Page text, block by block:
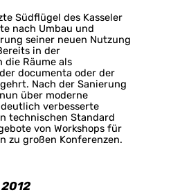
Südflügel des Kasseler
nach Umbau und
seiner neuen Nutzung
in der
die Räume als
documenta oder der
Nach der Sanierung
über moderne
verbesserte
technischen Standard
von Workshops für
zu großen Konferenzen.
2012